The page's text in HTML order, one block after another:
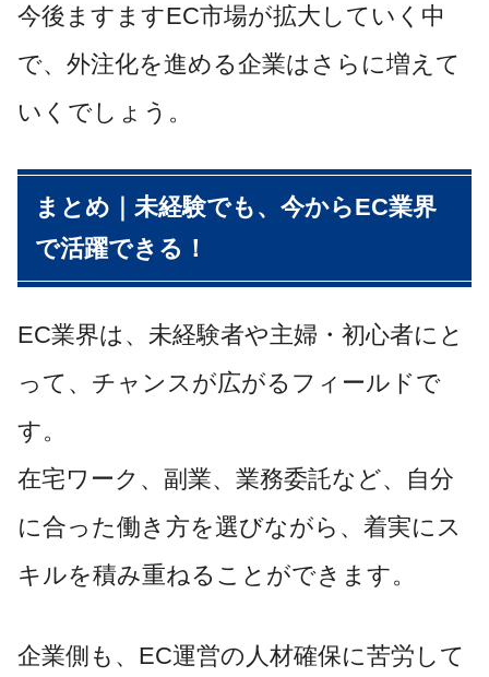
今後ますますEC市場が拡大していく中
で、外注化を進める企業はさらに増えて
いくでしょう。
まとめ｜未経験でも、今からEC業界
で活躍できる！
EC業界は、未経験者や主婦・初心者にと
って、チャンスが広がるフィールドで
す。
在宅ワーク、副業、業務委託など、自分
に合った働き方を選びながら、着実にス
キルを積み重ねることができます。
企業側も、EC運営の人材確保に苦労して